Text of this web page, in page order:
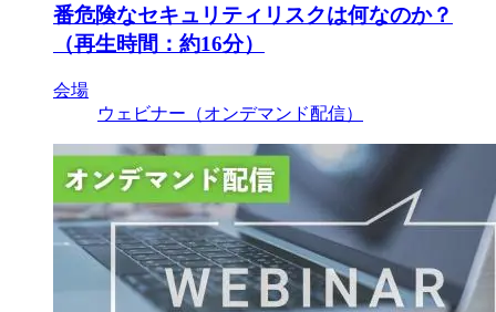
番危険なセキュリティリスクは何なのか？
（再生時間：約16分）
会場
ウェビナー（オンデマンド配信）